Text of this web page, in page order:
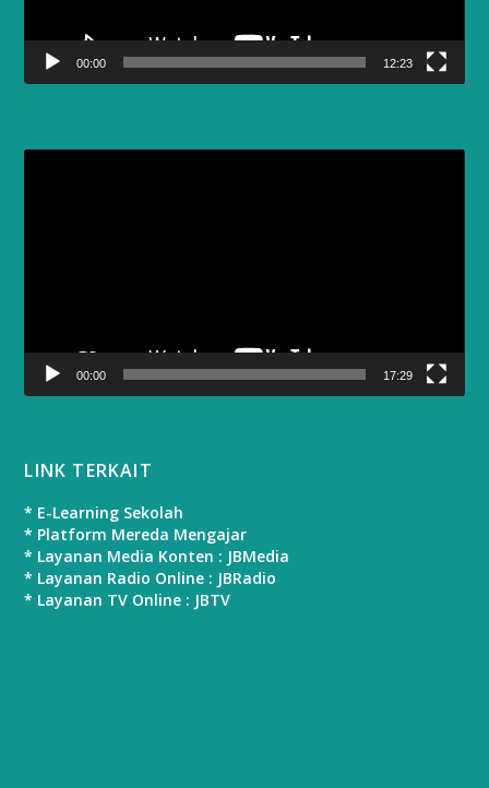
00:00 12:23
00:00 17:29
LINK TERKAIT
* E-Learning Sekolah
* Platform Mereda Mengajar
* Layanan Media Konten : JBMedia
* Layanan Radio Online : JBRadio
* Layanan TV Online : JBTV